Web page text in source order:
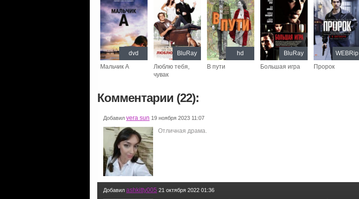
Мальчик А
dvd
Люблю тебя,
чувак
BluRay
В пути
hd
Большая игра
BluRay
Пророк
WEBRip
Комментарии (22):
Добавил vera sun 19 ноября 2023 11:07
Отличная драма.
Добавил ashkitty005 21 октября 2022 01:36